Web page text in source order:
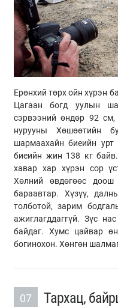
Ерөнхий төрх ойн хүрэн
Цагаан богд уулын
сэрвээний өндөр 92
нурууны Хөшөөтийн
шармаахайн биеийн
биеийн жин 138 кг
хавар хар хүрэн сор
Хөлний өвдөгөөс доош
бараавтар. Хүзүү,
толботой, зарим
ажиглагддаггүй. Зүс
байдаг. Хумс цайвар
богинохон. Хөнгөн
07 Тархац,